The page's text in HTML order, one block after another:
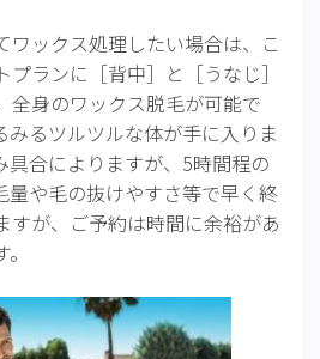
ワックス処理したい場合は、こ
ランに［背中］と［うなじ］
全身のワックス脱毛が可能で
みるツルツルな体が手に入りま
具合によりますが、5時間程の
量や毛の抜けやすさ等で早く終
すが、ご予約は時間に余裕があ